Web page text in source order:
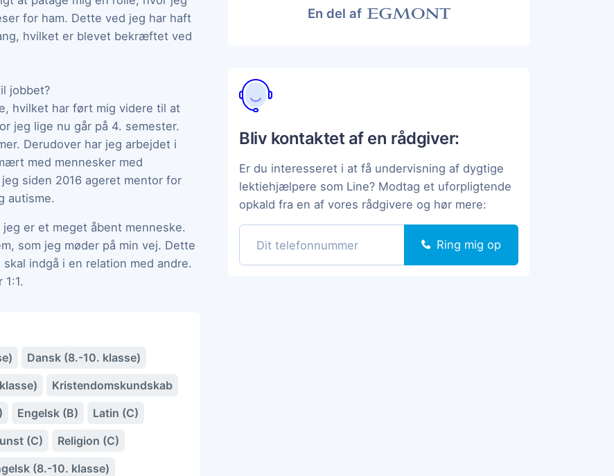
for ham. Dette ved jeg har haft
hvilket er blevet bekræftet ved
jobbet?
hvilket har ført mig videre til at
jeg lige nu går på 4. semester.
Derudover har jeg arbejdet i
med mennesker med
siden 2016 ageret mentor for
autisme.
er et meget åbent menneske.
som jeg møder på min vej. Dette
indgå i en relation med andre.
Dansk (8.-10. klasse)
Kristendomskundskab
Engelsk (B)
Latin (C)
(C)
Religion (C)
(8.-10. klasse)
En del af
Bliv kontaktet af en rådgiver:
Er du interesseret i at få undervisning af dygtige
lektiehjælpere som Line? Modtag et uforpligtende
opkald fra en af vores rådgivere og hør mere:
Ring mig op